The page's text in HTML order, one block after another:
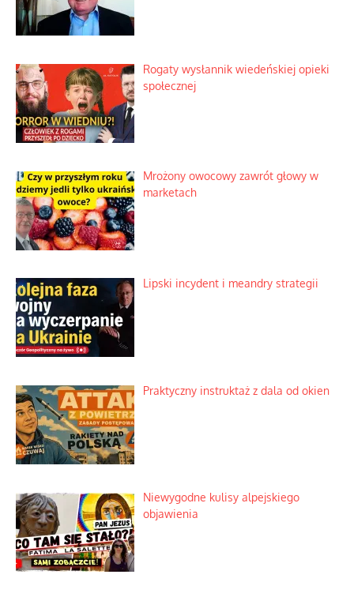
Rogaty wysłannik wiedeńskiej opieki
społecznej
Mrożony owocowy zawrót głowy w
marketach
Lipski incydent i meandry strategii
Praktyczny instruktaż z dala od okien
Niewygodne kulisy alpejskiego
objawienia